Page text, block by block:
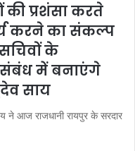
की प्रशंसा करते
करने का संकल्प
के
में बनाएंगे
साय
ने आज राजधानी रायपुर के सरदार